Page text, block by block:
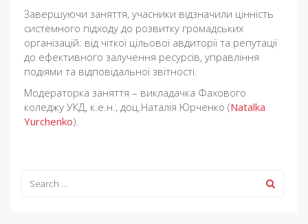
Завершуючи заняття, учасники відзначили цінність
системного підходу до розвитку громадських
організацій: від чіткої цільової авдиторії та репутації
до ефективного залучення ресурсів, управління
подіями та відповідальної звітності.
Модераторка заняття – викладачка Фахового
коледжу УКД, к.е.н., доц.Наталія Юрченко (Natalka
Yurchenko).